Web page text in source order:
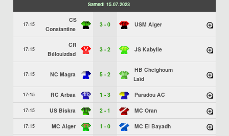
Samedi 15.07.2023
17:15
CS
Constantine
3 - 0 USM Alger
17:15
CR
Bélouizdad
3 - 2 JS Kabylie
17:15 NC Magra 5 - 2
HB Chelghoum
Laïd
17:15 RC Arbaa 1 - 3 Paradou AC
17:15 US Biskra 2 - 1 MC Oran
17:15 MC Alger 1 - 0 MC El Bayadh